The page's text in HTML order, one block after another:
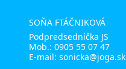
SOŇA FTÁČNIKOVÁ
Podpredsedníčka JS
Mob.: 0905 55 07 47
E-mail: sonicka@joga.sk